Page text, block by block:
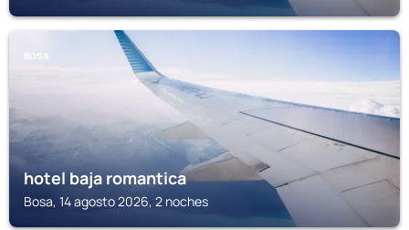
BOSA
hotel baja romantica
Bosa, 14 agosto 2026, 2 noches